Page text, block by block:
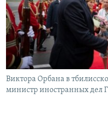
СПОРТ
МИР
БЛОГИ
ГОЛОСА
ЧИТАЕМ ПРЕССУ
АРХИВ РАДИОПРОГРАММЫ
Все сайты РСЕ/РС
Виктора Орбана в
министр иностранных дел